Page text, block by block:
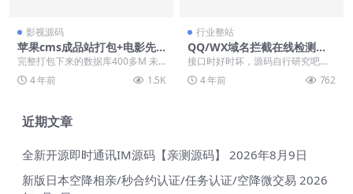
影视源码
苹果cms成品站打包+电影先
生6.1.1模板优化版+15W+数
据
完整打包下来的数据库400多M 未
测试、自行下载研究。 做影视站最
麻烦的就是新站...
4 年前 1.5K
行业整站
QQ/WX域名拦截在线检测源
码免费下载
接口时好时坏，源码自行研究吧。
QQ 微信拦截都能检测,上传服务器
即用源码
4 年前 762
近期文章
全新开源即时通讯IM源码【亲测源码】
2026年8月9日
新版日本空降相亲/秒合约认证/任务认证/空降微交易 2026